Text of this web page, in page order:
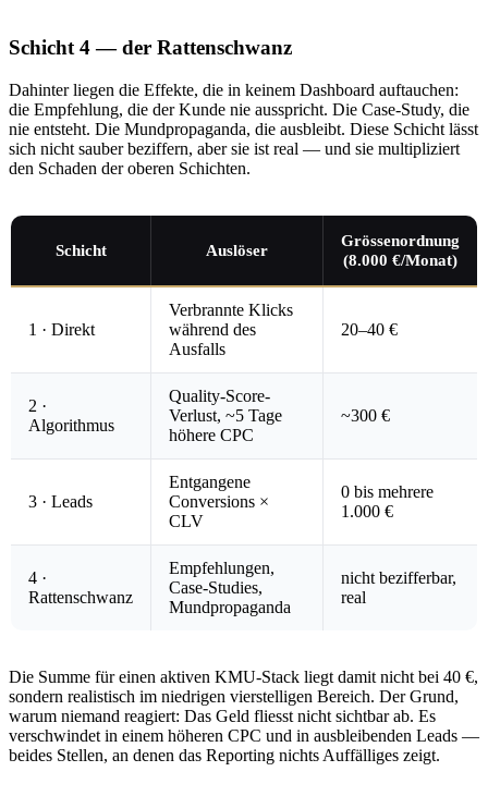
Schicht 4 — der Rattenschwanz
Dahinter liegen die Effekte, die in keinem Dashboard auftauchen:
die Empfehlung, die der Kunde nie ausspricht. Die Case-Study, die
nie entsteht. Die Mundpropaganda, die ausbleibt. Diese Schicht lässt
sich nicht sauber beziffern, aber sie ist real — und sie multipliziert
den Schaden der oberen Schichten.
Schicht Auslöser
Grössenordnung
(8.000 €/Monat)
1 · Direkt
Verbrannte Klicks
während des
Ausfalls
20–40 €
2 ·
Algorithmus
Quality-Score-
Verlust, ~5 Tage
höhere CPC
~300 €
3 · Leads
Entgangene
Conversions ×
CLV
0 bis mehrere
1.000 €
4 ·
Rattenschwanz
Empfehlungen,
Case-Studies,
Mundpropaganda
nicht bezifferbar,
real
Die Summe für einen aktiven KMU-Stack liegt damit nicht bei 40 €,
sondern realistisch im niedrigen vierstelligen Bereich. Der Grund,
warum niemand reagiert: Das Geld fliesst nicht sichtbar ab. Es
verschwindet in einem höheren CPC und in ausbleibenden Leads —
beides Stellen, an denen das Reporting nichts Auffälliges zeigt.